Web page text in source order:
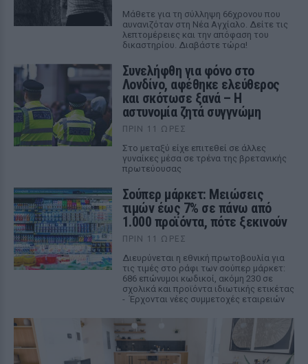
Μάθετε για τη σύλληψη 66χρονου που
αυνανιζόταν στη Νέα Αγχίαλο. Δείτε τις
λεπτομέρειες και την απόφαση του
δικαστηρίου. Διαβάστε τώρα!
Συνελήφθη για φόνο στο
Λονδίνο, αφέθηκε ελεύθερος
και σκότωσε ξανά – Η
αστυνομία ζητά συγγνώμη
ΠΡΙΝ 11 ΏΡΕΣ
Στο μεταξύ είχε επιτεθεί σε άλλες
γυναίκες μέσα σε τρένα της βρετανικής
πρωτεύουσας
Σούπερ μάρκετ: Μειώσεις
τιμών έως 7% σε πάνω από
1.000 προϊόντα, πότε ξεκινούν
ΠΡΙΝ 11 ΏΡΕΣ
Διευρύνεται η εθνική πρωτοβουλία για
τις τιμές στο ράφι των σούπερ μάρκετ:
686 επώνυμοι κωδικοί, ακόμη 230 σε
σχολικά και προϊόντα ιδιωτικής ετικέτας
- Έρχονται νέες συμμετοχές εταιρειών